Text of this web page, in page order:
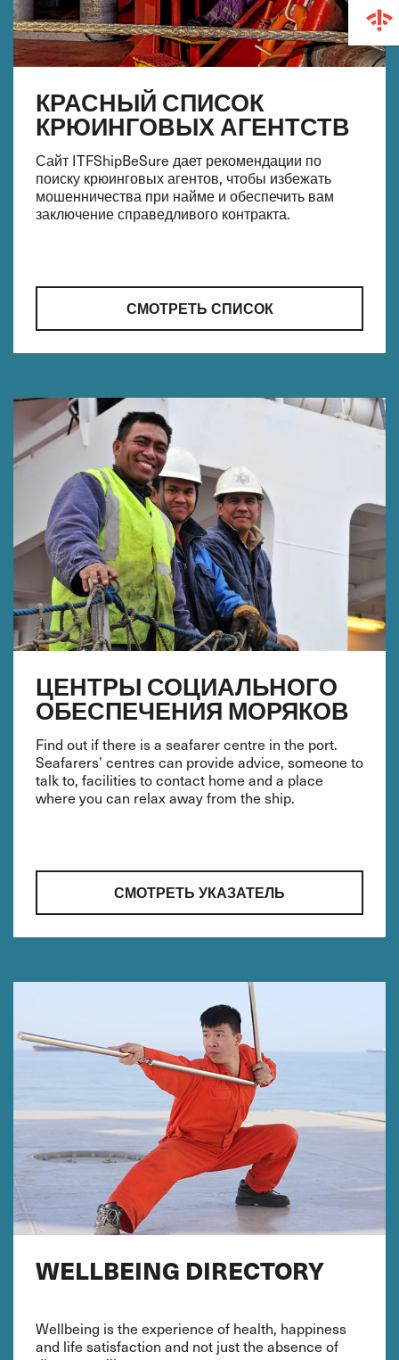
КРАСНЫЙ СПИСОК
КРЮИНГОВЫХ АГЕНТСТВ
Сайт ITFShipBeSure дает рекомендации по
поиску крюинговых агентов, чтобы избежать
мошенничества при найме и обеспечить вам
заключение справедливого контракта.
СМОТРЕТЬ СПИСОК
ЦЕНТРЫ СОЦИАЛЬНОГО
ОБЕСПЕЧЕНИЯ МОРЯКОВ
Find out if there is a seafarer centre in the port.
Seafarers’ centres can provide advice, someone to
talk to, facilities to contact home and a place
where you can relax away from the ship.
СМОТРЕТЬ УКАЗАТЕЛЬ
WELLBEING DIRECTORY
Wellbeing is the experience of health, happiness
and life satisfaction and not just the absence of